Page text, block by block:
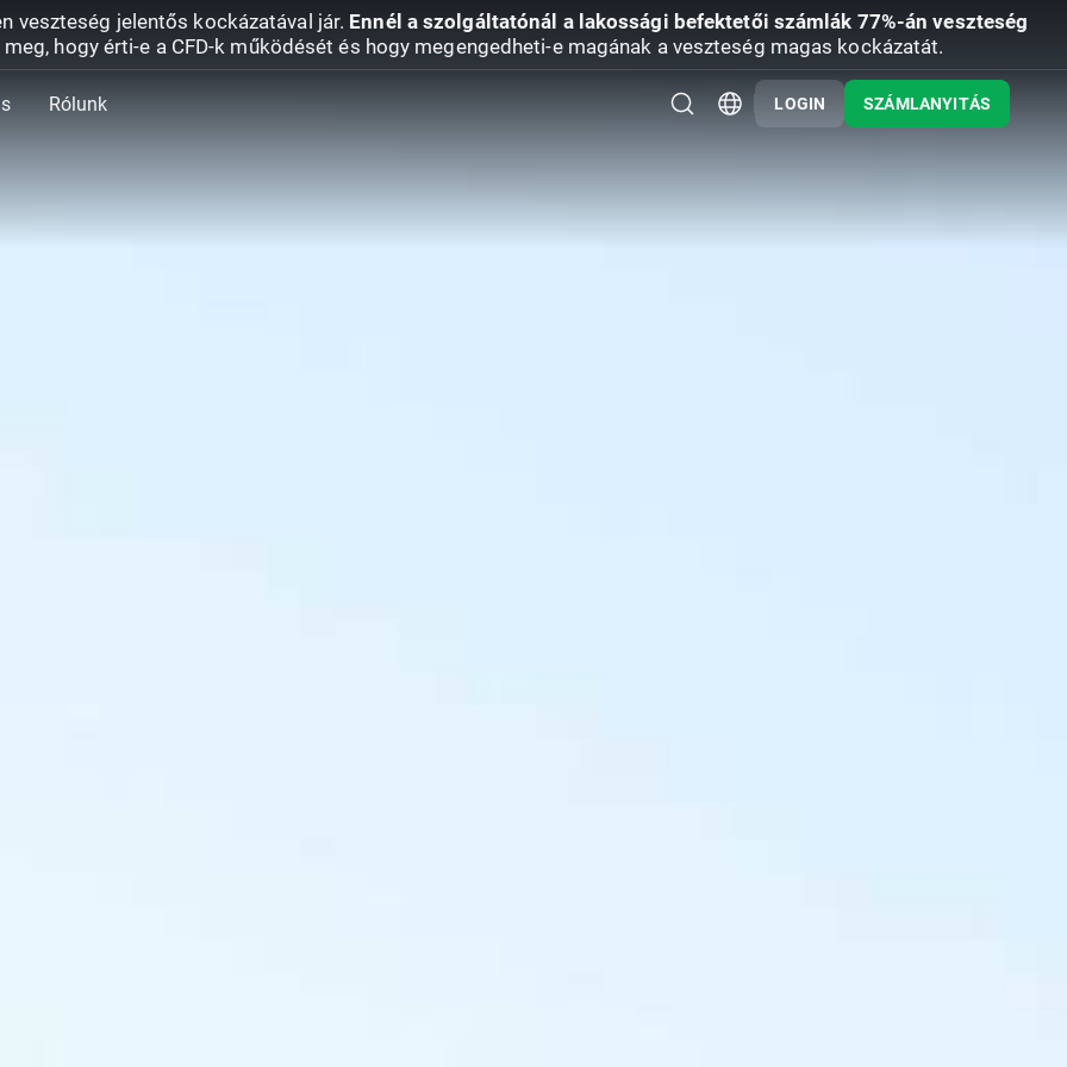
veszteség jelentős kockázatával jár. Ennél a szolgáltatónál a lakossági befektetői számlák 77%-án veszteség
hogy érti-e a CFD-k működését és hogy megengedheti-e magának a veszteség magas kockázatát.
Rólunk LOGIN SZÁMLANYITÁS